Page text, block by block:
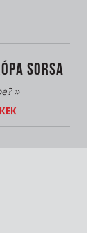
SORSA
»